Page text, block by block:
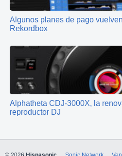
Algunos planes de pago
Rekordbox
Alphatheta CDJ-3000X, la
reproductor DJ